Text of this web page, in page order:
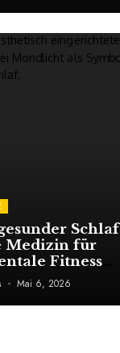
Schlaf
Medizin für
Fitness
ist
Mai 6, 2026